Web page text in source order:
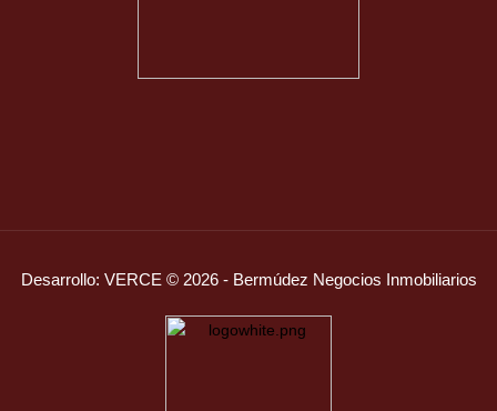
Desarrollo: VERCE © 2026 - Bermúdez Negocios Inmobiliarios